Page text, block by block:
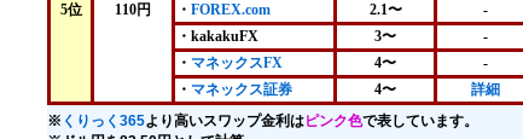
5位 110円
・ FOREX.com 2.1〜 -
・kakakuFX
3〜 -
・ マネックスFX 4〜 -
・ マネックス証券 4〜 詳細
※ くりっく365より高いスワップ金利はピンク色で表しています。